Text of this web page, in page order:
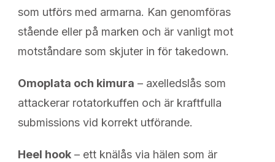
som utförs med armarna. Kan genomföras
stående eller på marken och är vanligt mot
motståndare som skjuter in för takedown.
Omoplata och kimura – axelledslås som
attackerar rotatorkuffen och är kraftfulla
submissions vid korrekt utförande.
Heel hook – ett knälås via hälen som är